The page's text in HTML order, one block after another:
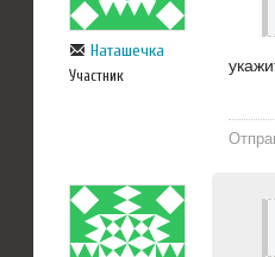
Наташечка
Участник